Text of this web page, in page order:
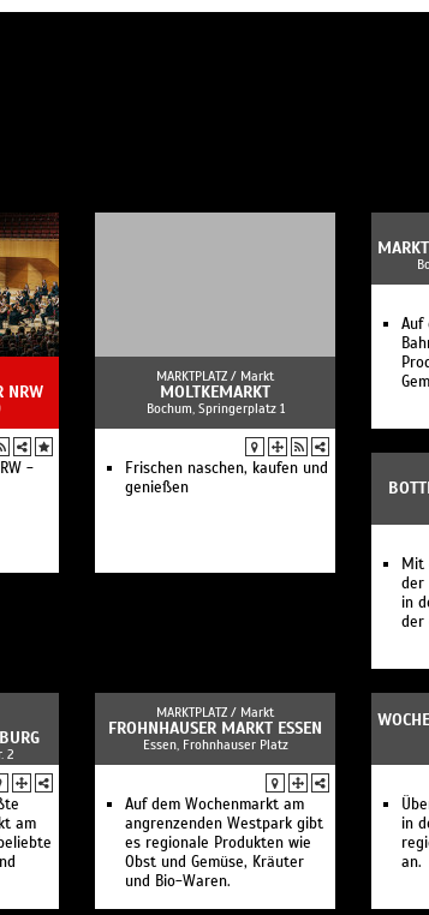
NRW
-
MARKTPLATZ / Markt
MOLTKEMARKT
Bochum, Springerplatz 1
Frischen naschen, kaufen und
genießen
Auf
Mit
der
in
der
2
am
MARKTPLATZ / Markt
FROHNHAUSER MARKT ESSEN
Essen, Frohnhauser Platz
Auf dem Wochenmarkt am
angrenzenden Westpark gibt
es regionale Produkten wie
Obst und Gemüse, Kräuter
und Bio-Waren.
in
an.